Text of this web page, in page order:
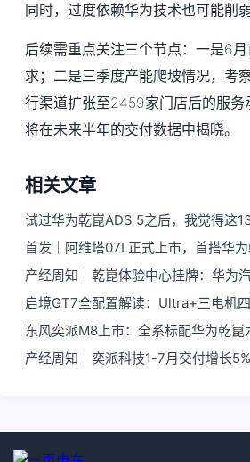
同时，过度依赖华为技术也可能削
后续需重点关注三个节点：一是6
求；二是三季度产能爬坡情况，考
行渠道扩张至2459家门店后的服
将在未来半年的交付数据中揭晓。
相关文章
试过华为乾崑ADS 5之后，我觉得这
首发｜阿维塔07L正式上市，首搭华
产经周知｜乾崑体验中心挂牌：华为
启境GT7全配置解读：Ultra+三电机
东风奕派M8上市：全系标配华为乾
产经周知｜奕派科技1-7月交付增长